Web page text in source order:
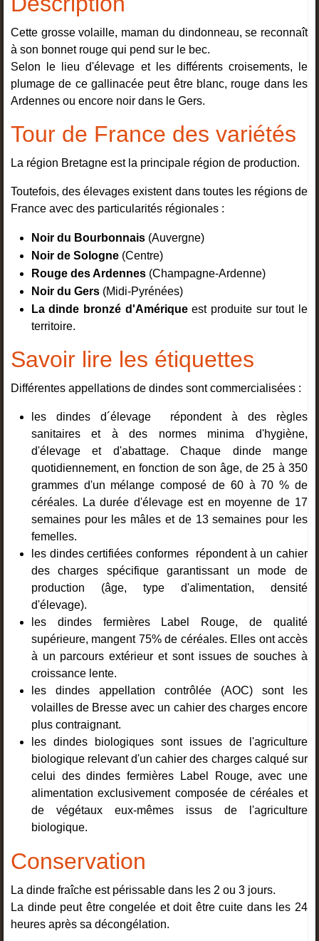
Cette grosse volaille, maman du dindonneau, se reconnaît
à son bonnet rouge qui pend sur le bec.
Selon le lieu d'élevage et les différents croisements, le
plumage de ce gallinacée peut être blanc, rouge dans les
Ardennes ou encore noir dans le Gers.
Tour de France des variétés
La région Bretagne est la principale région de production.
Toutefois, des élevages existent dans toutes les régions de
France avec des particularités régionales :
Noir du Bourbonnais(Auvergne)
Noir de Sologne(Centre)
Rouge des Ardennes(Champagne-Ardenne)
Noir du Gers(Midi-Pyrénées)
La dinde bronzé d'Amériqueest produite sur tout le
territoire.
Savoir lire les étiquettes
Différentes appellations de dindes sont commercialisées :
les dindes d´élevage répondent à des règles
sanitaires et à des normes minima d'hygiène,
d'élevage et d'abattage. Chaque dinde mange
quotidiennement, en fonction de son âge, de 25 à 350
grammes d'un mélange composé de 60 à 70 % de
céréales. La durée d'élevage est en moyenne de 17
semaines pour les mâles et de 13 semaines pour les
femelles.
les dindes certifiées conformes répondent à un cahier
des charges spécifique garantissant un mode de
production (âge, type d'alimentation, densité
d'élevage).
les dindes fermières Label Rouge, de qualité
supérieure, mangent 75% de céréales. Elles ont accès
à un parcours extérieur et sont issues de souches à
croissance lente.
les dindes appellation contrôlée (AOC) sont les
volailles de Bresse avec un cahier des charges encore
plus contraignant.
les dindes biologiques sont issues de l'agriculture
biologique relevant d'un cahier des charges calqué sur
celui des dindes fermières Label Rouge, avec une
alimentation exclusivement composée de céréales et
de végétaux eux-mêmes issus de l'agriculture
biologique.
Conservation
La dinde fraîche est périssable dans les 2 ou 3 jours.
La dinde peut être congelée et doit être cuite dans les 24
heures après sa décongélation.